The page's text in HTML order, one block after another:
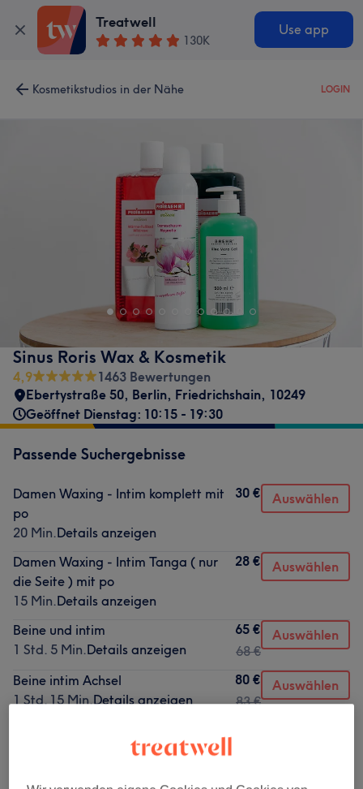
Treatwell
130K
Use app
Kosmetikstudios in der Nähe LOGIN
Sinus Roris Wax & Kosmetik
4,9
1463 Bewertungen
Ebertystraße 50, Berlin, Friedrichshain, 10249
Geöffnet Dienstag: 10:15 - 19:30
Passende Suchergebnisse
Damen Waxing - Intim komplett mit
po
20 Min.Details anzeigen
30 € Auswählen
Damen Waxing - Intim Tanga ( nur
die Seite ) mit po
15 Min.Details anzeigen
28 € Auswählen
Beine und intim
1 Std. 5 Min.Details anzeigen
65 €
68 €
Auswählen
Beine intim Achsel
1 Std. 15 Min.Details anzeigen
80 €
83 €
Auswählen
Nicht gefunden wonach du gesucht hast?